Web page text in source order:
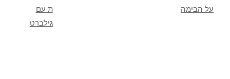
ת עם
גילברט
על הבימה